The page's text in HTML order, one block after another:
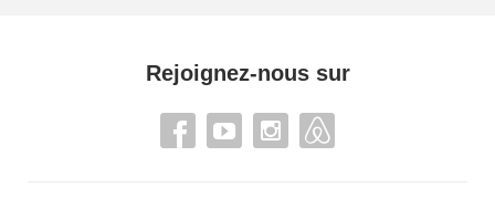
Rejoignez-nous sur